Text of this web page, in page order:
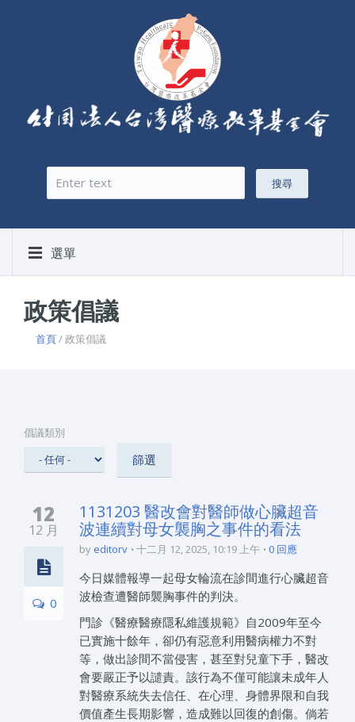
搜尋表單
搜尋
選單
政策倡議
首頁/ 政策倡議
倡議類別
12
12 月
0
1131203 醫改會對醫師做心臟超音
波連續對母女襲胸之事件的看法
by editorv 十二月 12, 2025, 10:19 上午 0 回應
今日媒體報導一起母女輪流在診間進行心臟超音
波檢查遭醫師襲胸事件的判決。
門診《醫療醫療隱私維護規範》自2009年至今
已實施十餘年，卻仍有惡意利用醫病權力不對
等，做出診間不當侵害，甚至對兒童下手，醫改
會要嚴正予以譴責。該行為不僅可能讓未成年人
對醫療系統失去信任、在心理、身體界限和自我
價值產生長期影響，造成難以回復的創傷。倘若